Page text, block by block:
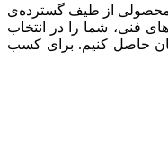
محصولی از طیف گسترده‌‌ی
فنی، شما را در انتخاب
حاصل کنیم. برای کسب